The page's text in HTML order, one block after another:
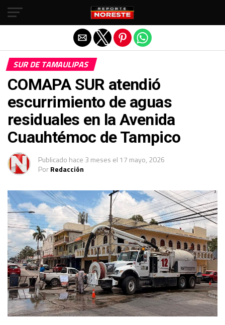
SUR DE TAMAULIPAS
COMAPA SUR atendió
escurrimiento de aguas
residuales en la Avenida
Cuauhtémoc de Tampico
Publicado hace 3 meses el 17 mayo, 2026
PorRedacción
Salir de la versión móvil